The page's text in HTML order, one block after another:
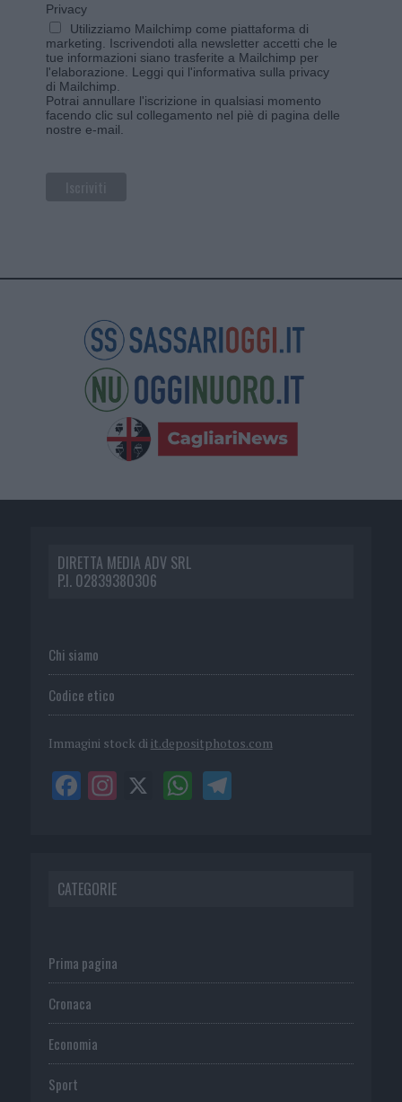
Privacy
Utilizziamo Mailchimp come piattaforma di
marketing. Iscrivendoti alla newsletter accetti che le
tue informazioni siano trasferite a Mailchimp per
l'elaborazione. Leggi qui l'informativa sulla privacy
di Mailchimp
Potrai annullare l'iscrizione in qualsiasi momento
facendo clic sul collegamento nel piè di pagina delle
nostre e-mail.
DIRETTA MEDIA ADV SRL
P.I. 02839380306
Chi siamo
Codice etico
Immagini stock di it.depositphotos.com
CATEGORIE
Prima pagina
Cronaca
Economia
Sport